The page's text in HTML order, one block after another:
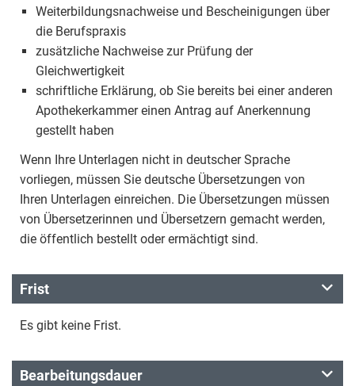
Weiterbildungsnachweise und Bescheinigungen über
die Berufspraxis
zusätzliche Nachweise zur Prüfung der
Gleichwertigkeit
schriftliche Erklärung, ob Sie bereits bei einer anderen
Apothekerkammer einen Antrag auf Anerkennung
gestellt haben
Wenn Ihre Unterlagen nicht in deutscher Sprache
vorliegen, müssen Sie deutsche Übersetzungen von
Ihren Unterlagen einreichen. Die Übersetzungen müssen
von Übersetzerinnen und Übersetzern gemacht werden,
die öffentlich bestellt oder ermächtigt sind.
Frist
Es gibt keine Frist.
Bearbeitungsdauer